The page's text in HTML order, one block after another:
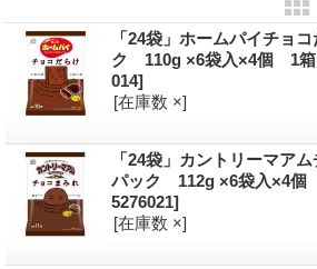
「24袋」ホームパイチョ
ク 110g ×6袋入×4個 1
014]
[在庫数 ×]
「24袋」カントリーマア
パック 112g ×6袋入×4
5276021]
[在庫数 ×]